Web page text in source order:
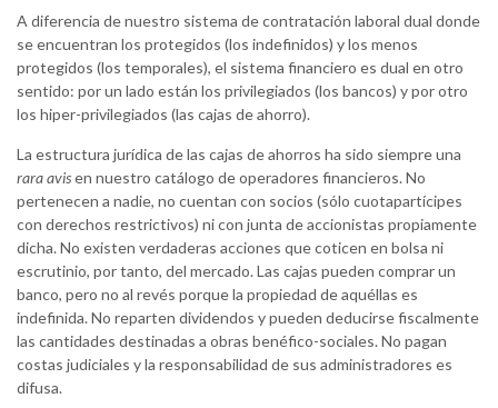
A diferencia de nuestro sistema de contratación laboral dual donde
se encuentran los protegidos (los indefinidos) y los menos
protegidos (los temporales), el sistema financiero es dual en otro
sentido: por un lado están los privilegiados (los bancos) y por otro
los hiper-privilegiados (las cajas de ahorro).
La estructura jurídica de las cajas de ahorros ha sido siempre una
rara avisen nuestro catálogo de operadores financieros. No
pertenecen a nadie, no cuentan con socios (sólo cuotapartícipes
con derechos restrictivos) ni con junta de accionistas propiamente
dicha. No existen verdaderas acciones que coticen en bolsa ni
escrutinio, por tanto, del mercado. Las cajas pueden comprar un
banco, pero no al revés porque la propiedad de aquéllas es
indefinida. No reparten dividendos y pueden deducirse fiscalmente
las cantidades destinadas a obras benéfico-sociales. No pagan
costas judiciales y la responsabilidad de sus administradores es
difusa.